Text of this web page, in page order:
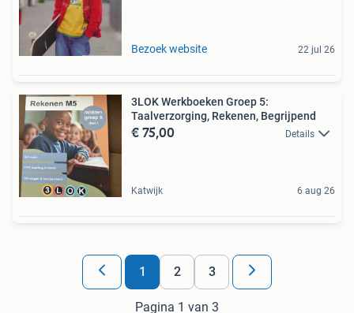
Bezoek website 22 jul 26
3LOK Werkboeken Groep 5:
Taalverzorging, Rekenen, Begrijpend
€ 75,00 Details
Katwijk 6 aug 26
1 2 3
Pagina 1 van 3